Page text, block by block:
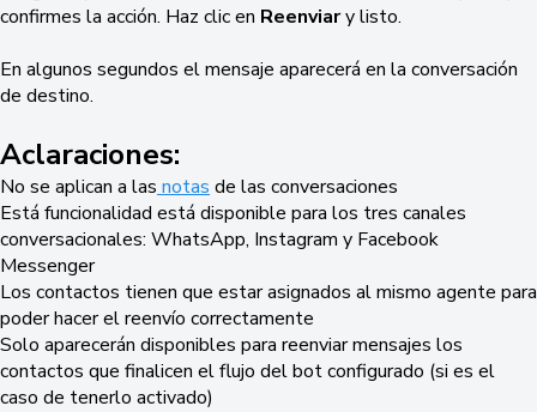
confirmes la acción. Haz clic en Reenviary listo.
En algunos segundos el mensaje aparecerá en la conversación
de destino.
Aclaraciones:
No se aplican a las notas de las conversaciones
Está funcionalidad está disponible para los tres canales
conversacionales: WhatsApp, Instagram y Facebook
Messenger
Los contactos tienen que estar asignados al mismo agente para
poder hacer el reenvío correctamente
Solo aparecerán disponibles para reenviar mensajes los
contactos que finalicen el flujo del bot configurado (si es el
caso de tenerlo activado)